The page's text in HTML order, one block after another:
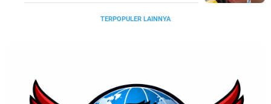
TERPOPULER LAINNYA